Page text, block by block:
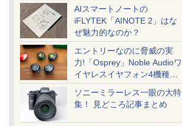
AIスマートノートの
iFLYTEK「AINOTE 2」はな
ぜ魅力的なのか？
エントリーなのに脅威の実
力!「Osprey」Noble Audioワ
イヤレスイヤフォン4機種を
一気に聴く
ソニーミラーレス一眼の大特
集！ 見どころ記事まとめ